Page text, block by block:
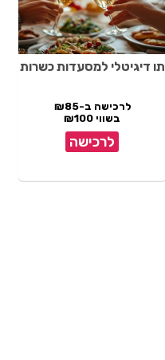
תו דיגיטלי למסעדות כשרות
לרכישה ב-₪85
בשווי ₪100
לרכישה